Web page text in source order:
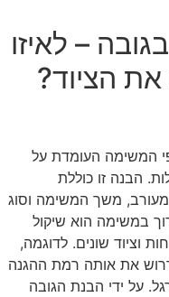
– לאיזו
הציוד?
המשימה העומדת על
הבנה זו כוללת
משך המשימה וסוג
במשימה הוא שיקול
וציוד שונים. לדוגמה,
שלא לדרוש את אותה רמת ההגנה
נפילה כמו עבודה בגובה של 100 רגל. על ידי הבנת הגובה